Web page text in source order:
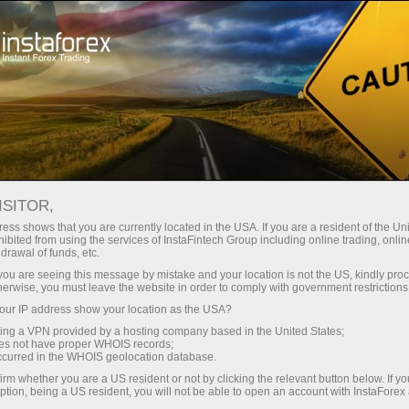
Трейдерів Торгові умови
Торгові інструменти
#EOG
EOG
136.05 (%) 07 Aug 2026 16:06
Купити
136.05
135.93
shows that you are currently located in the USA. If you are a resident of the
from using the services of InstaFintech Group including online trading,
of funds, etc.
are seeing this message by mistake and your location is not the US, kindly
you must leave the website in order to comply with government
IP address show your location as the USA?
a VPN provided by a hosting company based in the United States;
not have proper WHOIS records;
in the WHOIS geolocation database.
whether you are a US resident or not by clicking the relevant button below. If
being a US resident, you will not be able to open an account with InstaForex